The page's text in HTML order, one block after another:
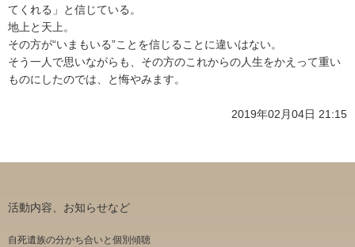
てくれる」と信じている。
地上と天上。
その方が“いまもいる”ことを信じることに違いはない。
そう一人で思いながらも、その方のこれからの人生をかえって重い
ものにしたのでは、と悔やみます。
2019年02月04日 21:15
活動内容、お知らせなど
自死遺族の分かち合いと個別傾聴